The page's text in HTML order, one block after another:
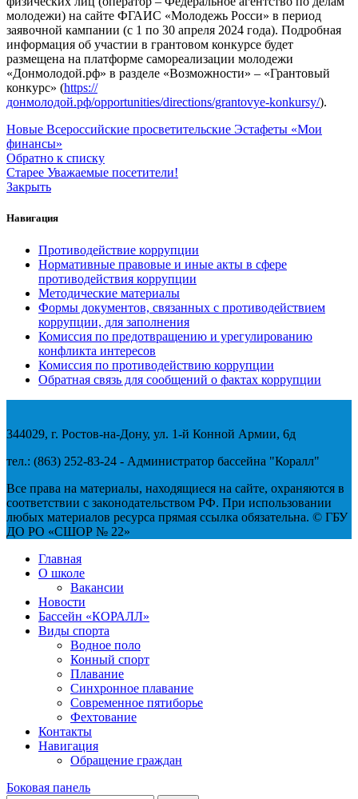
молодежи) на сайте ФГАИС «Молодежь Росси» в период
заявочной кампании (с 1 по 30 апреля 2024 года). Подробная
информация об участии в грантовом конкурсе будет
размещена на платформе самореализации молодежи
«Донмолодой.рф» в разделе «Возможности» – «Грантовый
конкурс» (https://
донмолодой.рф/opportunities/directions/grantovye-konkursy/).
Новые Всероссийские просветительские Эстафеты «Мои
финансы»
Обратно к списку
Старее Уважаемые посетители!
Закрыть
Навигация
Противодействие коррупции
Нормативные правовые и иные акты в сфере
противодействия коррупции
Методические материалы
Формы документов, связанных с противодействием
коррупции, для заполнения
Комиссия по предотвращению и урегулированию
конфликта интересов
Комиссия по противодействию коррупции
Обратная связь для сообщений о фактах коррупции
344029, г. Ростов-на-Дону, ул. 1-й Конной Армии, 6д
тел.: (863) 252-83-24 - Администратор бассейна "Коралл"
Все права на материалы, находящиеся на сайте, охраняются в
соответствии с законодательством РФ. При использовании
любых материалов ресурса прямая ссылка обязательна. © ГБУ
ДО РО «СШОР № 22»
Главная
О школе
Вакансии
Новости
Бассейн «КОРАЛЛ»
Виды спорта
Водное поло
Конный спорт
Плавание
Синхронное плавание
Современное пятиборье
Фехтование
Контакты
Навигация
Обращение граждан
Боковая панель